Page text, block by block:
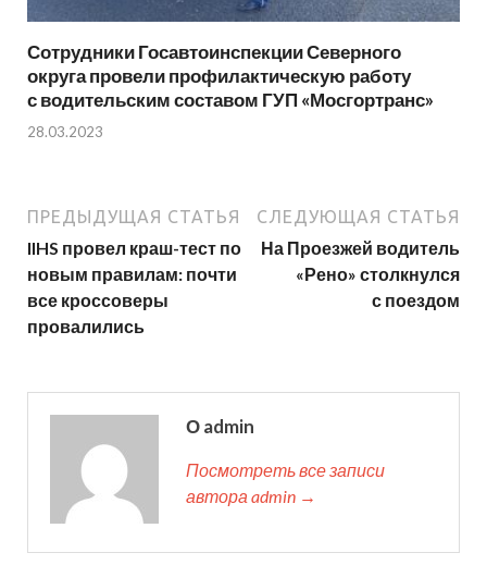
Сотрудники Госавтоинспекции Северного
округа провели профилактическую работу
с водительским составом ГУП «Мосгортранс»
28.03.2023
ПРЕДЫДУЩАЯ СТАТЬЯ
IIHS провел краш-тест по
новым правилам: почти
все кроссоверы
провалились
СЛЕДУЮЩАЯ СТАТЬЯ
На Проезжей водитель
«Рено» столкнулся
с поездом
О admin
Посмотреть все записи
автора admin →